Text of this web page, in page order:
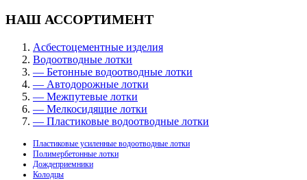
НАШ АССОРТИМЕНТ
Асбестоцементные изделия
Водоотводные лотки
— Бетонные водоотводные лотки
— Автодорожные лотки
— Межпутевые лотки
— Мелкосидящие лотки
— Пластиковые водоотводные лотки
Пластиковые усиленные водоотводные лотки
Полимербетонные лотки
Дождеприемники
Колодцы